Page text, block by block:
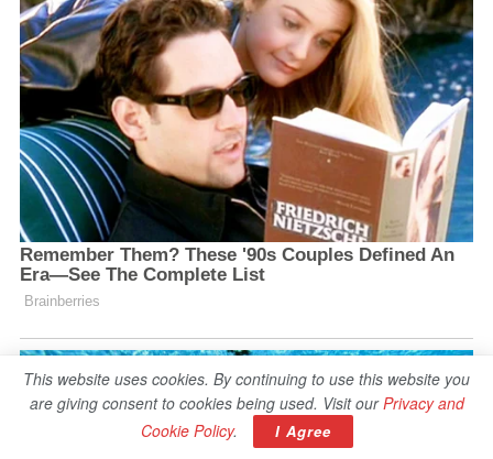
This website uses cookies. By continuing to use this website you
are giving consent to cookies being used. Visit ourPrivacy and
Cookie Policy. I Agree